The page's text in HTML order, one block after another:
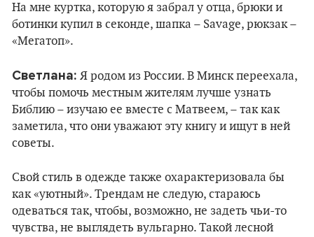
На мне куртка, которую я забрал у отца, брюки и
ботинки купил в секонде, шапка – Savage, рюкзак –
«Мегатоп».
Светлана: Я родом из России. В Минск переехала,
чтобы помочь местным жителям лучше узнать
Библию – изучаю ее вместе с Матвеем, – так как
заметила, что они уважают эту книгу и ищут в ней
советы.
Свой стиль в одежде также охарактеризовала бы
как «уютный». Трендам не следую, стараюсь
одеваться так, чтобы, возможно, не задеть чьи-то
чувства, не выглядеть вульгарно. Такой лесной